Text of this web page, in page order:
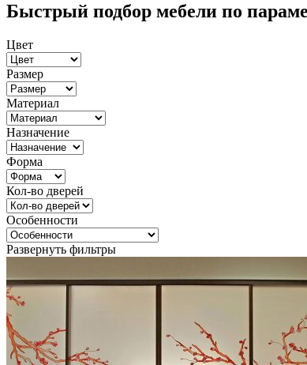
Быстрый подбор мебели по
Цвет
Размер
Материал
Назначение
Форма
Кол-во дверей
Особенности
Развернуть фильтры